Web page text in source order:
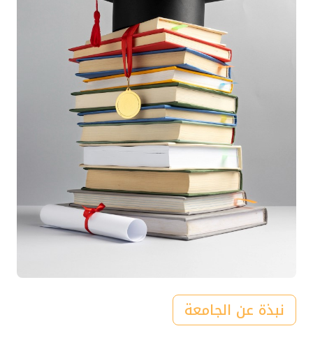
نبذة عن الجامعة